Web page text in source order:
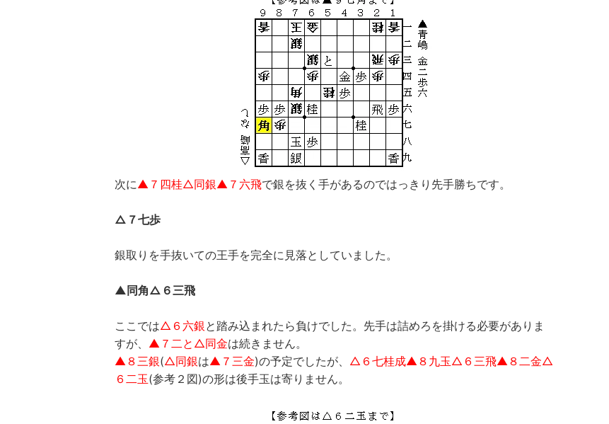
次に▲７四桂△同銀▲７六飛で銀を抜く手があるのではっきり先手勝ちです。
△７七歩
銀取りを手抜いての王手を完全に見落としていました。
▲同角△６三飛
ここでは△６六銀と踏み込まれたら負けでした。先手は詰めろを掛ける必要がありま
すが、 ▲７二と△同金は続きません。
▲８三銀(△同銀は▲７三金)の予定でしたが、 △６七桂成▲８九玉△６三飛▲８二金△
６二玉(参考２図)の形は後手玉は寄りません。